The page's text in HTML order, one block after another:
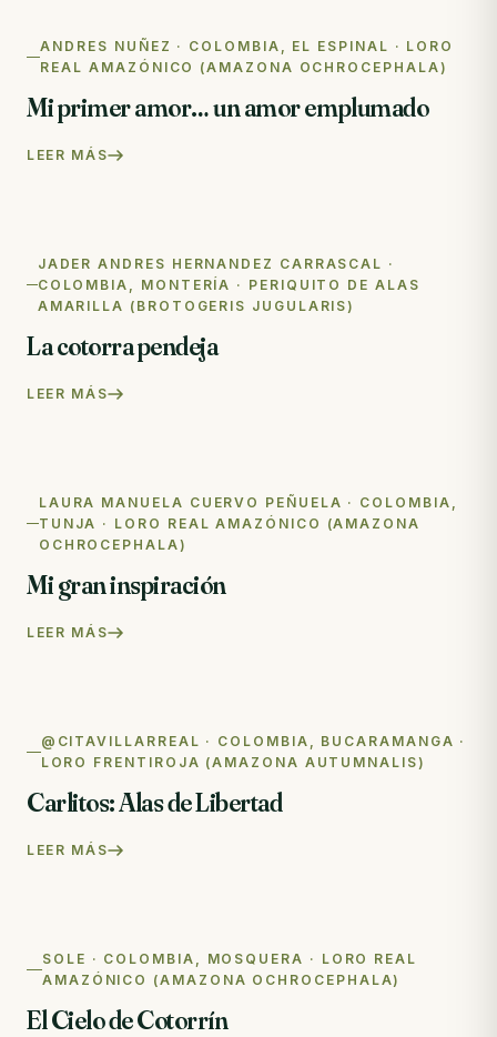
ANDRES NUÑEZ · COLOMBIA, EL ESPINAL · LORO
REAL AMAZÓNICO (AMAZONA OCHROCEPHALA)
Mi primer amor… un amor emplumado
LEER MÁS
JADER ANDRES HERNANDEZ CARRASCAL ·
COLOMBIA, MONTERÍA · PERIQUITO DE ALAS
AMARILLA (BROTOGERIS JUGULARIS)
La cotorra pendeja
LEER MÁS
LAURA MANUELA CUERVO PEÑUELA · COLOMBIA,
TUNJA · LORO REAL AMAZÓNICO (AMAZONA
OCHROCEPHALA)
Mi gran inspiración
LEER MÁS
@CITAVILLARREAL · COLOMBIA, BUCARAMANGA ·
LORO FRENTIROJA (AMAZONA AUTUMNALIS)
Carlitos: Alas de Libertad
LEER MÁS
SOLE · COLOMBIA, MOSQUERA · LORO REAL
AMAZÓNICO (AMAZONA OCHROCEPHALA)
El Cielo de Cotorrín